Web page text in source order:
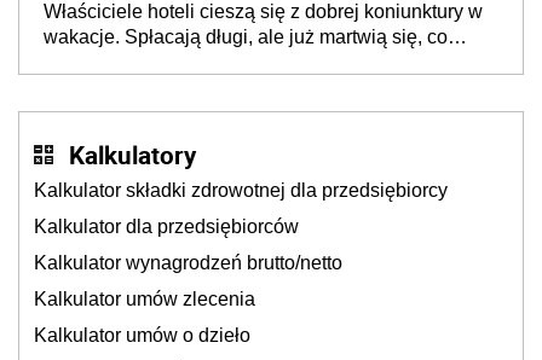
cichu
Właściciele hoteli cieszą się z dobrej koniunktury w
wakacje. Spłacają długi, ale już martwią się, co
Kalkulatory
Kalkulator składki zdrowotnej dla przedsiębiorcy
Kalkulator dla przedsiębiorców
Kalkulator wynagrodzeń brutto/netto
Kalkulator umów zlecenia
Kalkulator umów o dzieło